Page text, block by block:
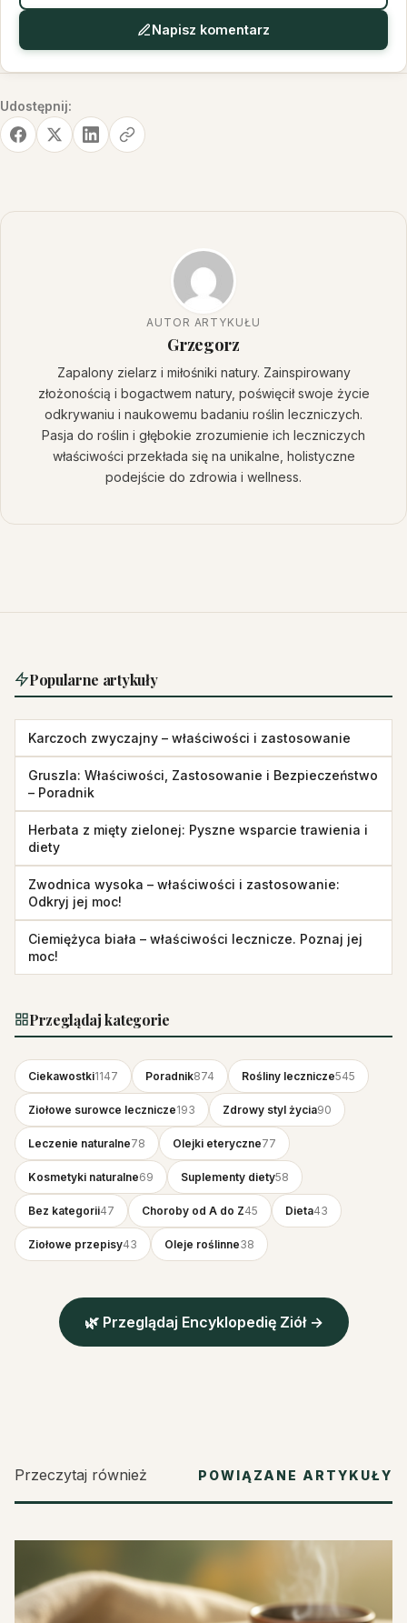
Napisz komentarz
Udostępnij:
AUTOR ARTYKUŁU
Grzegorz
Zapalony zielarz i miłośniki natury. Zainspirowany
złożonością i bogactwem natury, poświęcił swoje życie
odkrywaniu i naukowemu badaniu roślin leczniczych.
Pasja do roślin i głębokie zrozumienie ich leczniczych
właściwości przekłada się na unikalne, holistyczne
podejście do zdrowia i wellness.
Popularne artykuły
Karczoch zwyczajny – właściwości i zastosowanie
Gruszla: Właściwości, Zastosowanie i Bezpieczeństwo
– Poradnik
Herbata z mięty zielonej: Pyszne wsparcie trawienia i
diety
Zwodnica wysoka – właściwości i zastosowanie:
Odkryj jej moc!
Ciemiężyca biała – właściwości lecznicze. Poznaj jej
moc!
Przeglądaj kategorie
Ciekawostki1147 Poradnik874 Rośliny lecznicze545
Ziołowe surowce lecznicze193 Zdrowy styl życia90
Leczenie naturalne78 Olejki eteryczne77
Kosmetyki naturalne69 Suplementy diety58
Bez kategorii47 Choroby od A do Z45 Dieta43
Ziołowe przepisy43 Oleje roślinne38
🌿 Przeglądaj Encyklopedię Ziół →
Przeczytaj również POWIĄZANE ARTYKUŁY